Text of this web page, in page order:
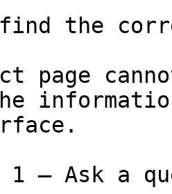
the
page
1 — Ask a